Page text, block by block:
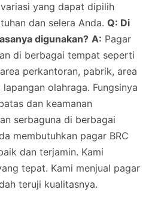
yang dapat dipilih
dan selera Anda. Q: Di
digunakan? A: Pagar
di berbagai tempat seperti
perkantoran, pabrik, area
olahraga. Fungsinya
dan keamanan
serbaguna di berbagai
membutuhkan pagar BRC
dan terjamin. Kami
tepat. Kami menjual pagar
teruji kualitasnya.